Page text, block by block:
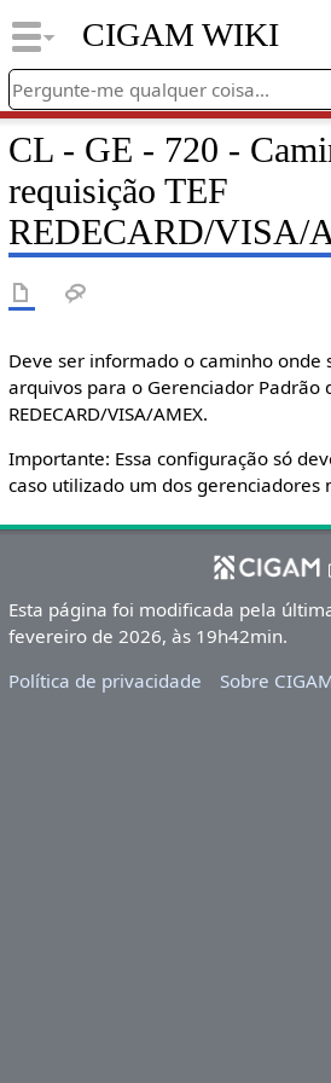
CIGAM WIKI
CL - GE - 720 -
requisição TEF
REDECARD/VISA/
Deve ser informado o caminho onde
arquivos para o Gerenciador Padrão
REDECARD/VISA/AMEX.
Importante: Essa configuração só
caso utilizado um dos gerenciadores
Esta página foi modificada pela
fevereiro de 2026, às 19h42min.
Política de privacidade
Sobre